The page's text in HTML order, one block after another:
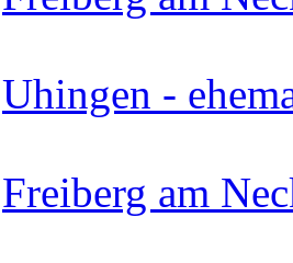
Uhingen -
Freiberg am